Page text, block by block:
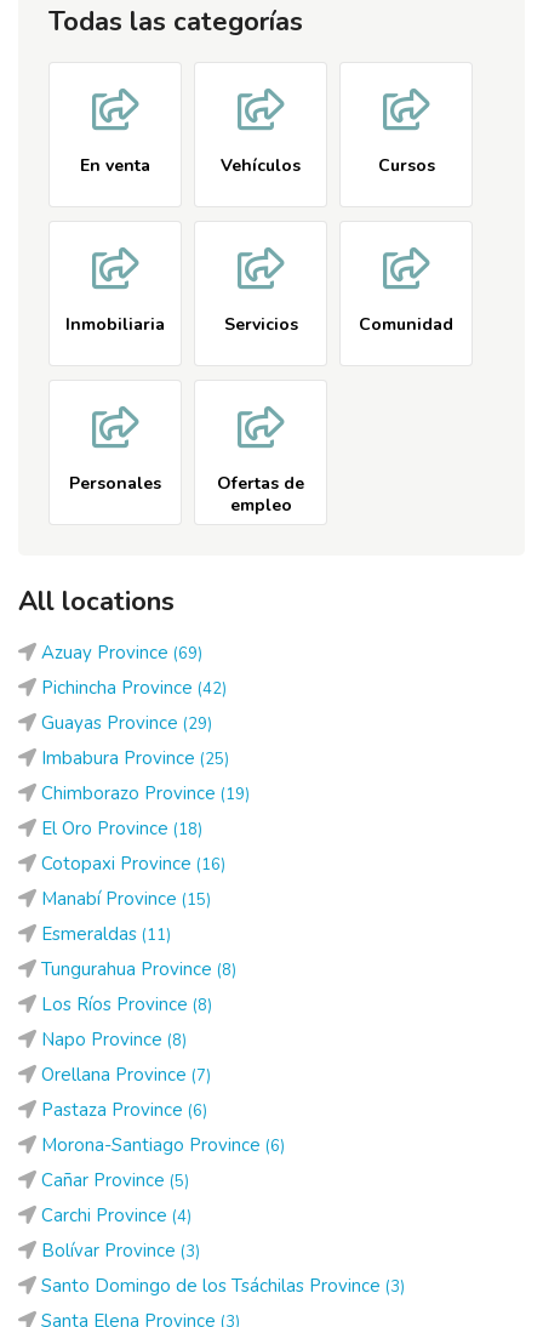
Todas las categorías
En venta Vehículos Cursos
Inmobiliaria Servicios Comunidad
Personales
Ofertas de
empleo
All locations
Azuay Province (69)
Pichincha Province (42)
Guayas Province (29)
Imbabura Province (25)
Chimborazo Province (19)
El Oro Province (18)
Cotopaxi Province (16)
Manabí Province (15)
Esmeraldas (11)
Tungurahua Province (8)
Los Ríos Province (8)
Napo Province (8)
Orellana Province (7)
Pastaza Province (6)
Morona-Santiago Province (6)
Cañar Province (5)
Carchi Province (4)
Bolívar Province (3)
Santo Domingo de los Tsáchilas Province (3)
Santa Elena Province (3)